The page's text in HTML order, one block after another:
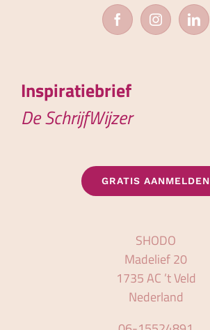
Inspiratiebrief
De SchrijfWijzer
GRATIS AANMELDEN
SHODO
Madelief 20
1735 AC ’t Veld
Nederland